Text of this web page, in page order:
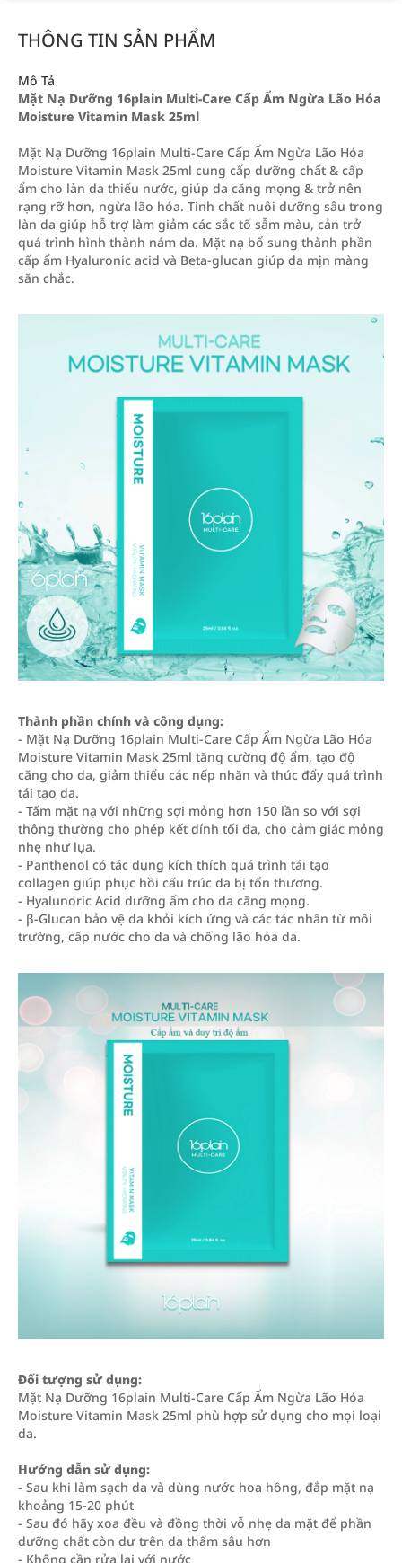
THÔNG TIN SẢN PHẨM
Mô Tả
Mặt Nạ Dưỡng 16plain Multi-Care Cấp Ẩm Ngừa Lão Hóa
Moisture Vitamin Mask 25ml
Mặt Nạ Dưỡng 16plain Multi-Care Cấp Ẩm Ngừa Lão Hóa
Moisture Vitamin Mask 25ml cung cấp dưỡng chất & cấp
ẩm cho làn da thiếu nước, giúp da căng mọng & trở nên
rạng rỡ hơn, ngừa lão hóa. Tinh chất nuôi dưỡng sâu trong
làn da giúp hỗ trợ làm giảm các sắc tố sẫm màu, cản trở
quá trình hình thành nám da. Mặt nạ bổ sung thành phần
cấp ẩm Hyaluronic acid và Beta-glucan giúp da mịn màng
săn chắc.
Thành phần chính và công dụng:
- Mặt Nạ Dưỡng 16plain Multi-Care Cấp Ẩm Ngừa Lão Hóa
Moisture Vitamin Mask 25ml tăng cường độ ẩm, tạo độ
căng cho da, giảm thiểu các nếp nhăn và thúc đẩy quá trình
tái tạo da.
- Tấm mặt nạ với những sợi mỏng hơn 150 lần so với sợi
thông thường cho phép kết dính tối đa, cho cảm giác mỏng
nhẹ như lụa.
- Panthenol có tác dụng kích thích quá trình tái tạo
collagen giúp phục hồi cấu trúc da bị tổn thương.
- Hyalunoric Acid dưỡng ẩm cho da căng mọng.
- β-Glucan bảo vệ da khỏi kích ứng và các tác nhân từ môi
trường, cấp nước cho da và chống lão hóa da.
Đối tượng sử dụng:
Mặt Nạ Dưỡng 16plain Multi-Care Cấp Ẩm Ngừa Lão Hóa
Moisture Vitamin Mask 25ml phù hợp sử dụng cho mọi loại
da.
Hướng dẫn sử dụng:
- Sau khi làm sạch da và dùng nước hoa hồng, đắp mặt nạ
khoảng 15-20 phút
- Sau đó hãy xoa đều và đồng thời vỗ nhẹ da mặt để phần
dưỡng chất còn dư trên da thấm sâu hơn
- Không cần rửa lại với nước